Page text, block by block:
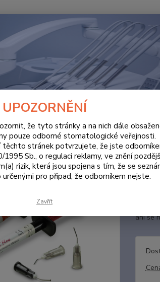
3g B1 tekutý kompozit světlem tuhnoucí,
B1 tekutý
než 4
ani se
UPOZORNĚNÍ
že tyto stránky a na nich dále
pouze odborné stomatologické veřejnosti.
těchto stránek potvrzujete, že jste
1995 Sb., o regulaci reklamy, ve znění
rizik, která jsou spojena s tím, že se
pro případ, že odborníkem nejste.
Zavřít